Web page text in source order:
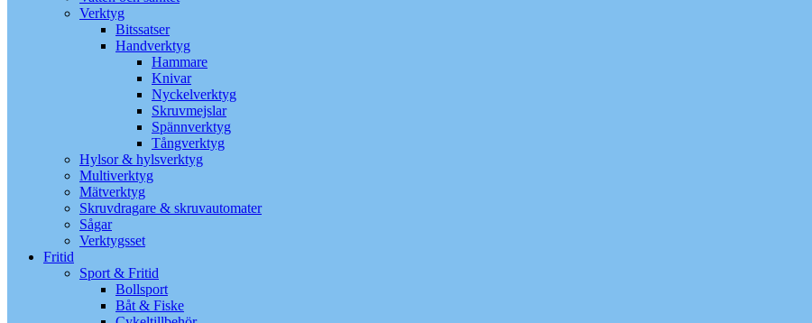
Verktyg
Bitssatser
Handverktyg
Hammare
Knivar
Nyckelverktyg
Skruvmejslar
Spännverktyg
Tångverktyg
Hylsor & hylsverktyg
Multiverktyg
Mätverktyg
Skruvdragare & skruvautomater
Sågar
Verktygsset
Fritid
Sport & Fritid
Bollsport
Båt & Fiske